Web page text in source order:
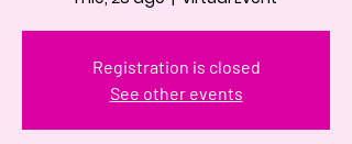
Registration is closed
See other events